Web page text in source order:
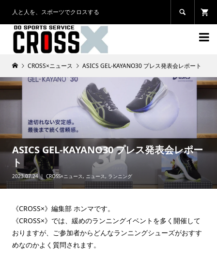
人と人を、スポーツでクロスする 

CROSS×ニュース ASICS GEL-KAYANO30 プレス発表会レポート
ASICS GEL-KAYANO30 プレス発表会レポー
ト
2023.07.24 CROSS×ニュース, ニュース , ランニング
《CROSS×》編集部 ホンマです。
《CROSS×》では、緩めのランニングイベントを多く開催して
おりますが、ご参加者からどんなランニングシューズがおすす
めなのかよく質問されます。